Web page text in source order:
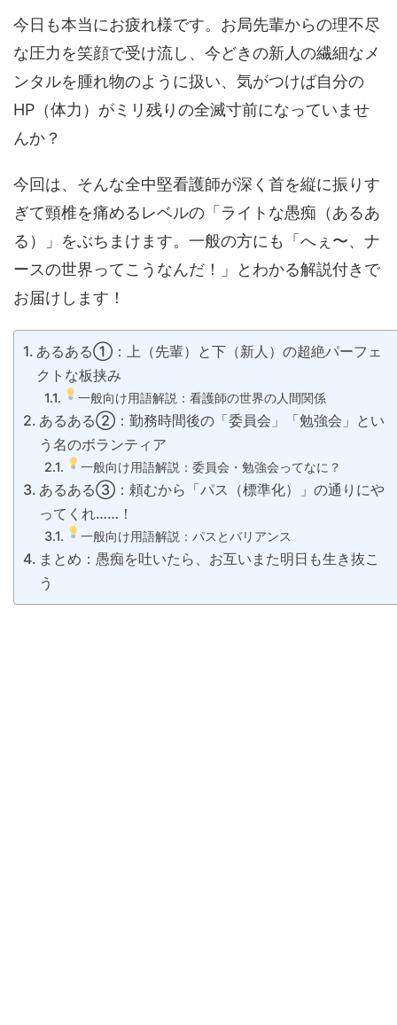
今日も本当にお疲れ様です。お局先輩からの理不尽
な圧力を笑顔で受け流し、今どきの新人の繊細なメ
ンタルを腫れ物のように扱い、気がつけば自分の
HP（体力）がミリ残りの全滅寸前になっていませ
んか？
今回は、そんな全中堅看護師が深く首を縦に振りす
ぎて頸椎を痛めるレベルの「ライトな愚痴（あるあ
る）」をぶちまけます。一般の方にも「へぇ〜、ナ
ースの世界ってこうなんだ！」とわかる解説付きで
お届けします！
あるある①：上（先輩）と下（新人）の超絶パーフェ
クトな板挟み
一般向け用語解説：看護師の世界の人間関係
あるある②：勤務時間後の「委員会」「勉強会」とい
う名のボランティア
一般向け用語解説：委員会・勉強会ってなに？
あるある③：頼むから「パス（標準化）」の通りにや
ってくれ……！
一般向け用語解説：パスとバリアンス
まとめ：愚痴を吐いたら、お互いまた明日も生き抜こ
う